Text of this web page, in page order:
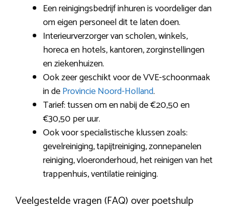
Een reinigingsbedrijf inhuren is voordeliger dan
om eigen personeel dit te laten doen.
Interieurverzorger van scholen, winkels,
horeca en hotels, kantoren, zorginstellingen
en ziekenhuizen.
Ook zeer geschikt voor de VVE-schoonmaak
in deProvincie Noord-Holland.
Tarief: tussen om en nabij de €20,50 en
€30,50 per uur.
Ook voor specialistische klussen zoals:
gevelreiniging, tapijtreiniging, zonnepanelen
reiniging, vloeronderhoud, het reinigen van het
trappenhuis, ventilatie reiniging.
Veelgestelde vragen (FAQ) over poetshulp